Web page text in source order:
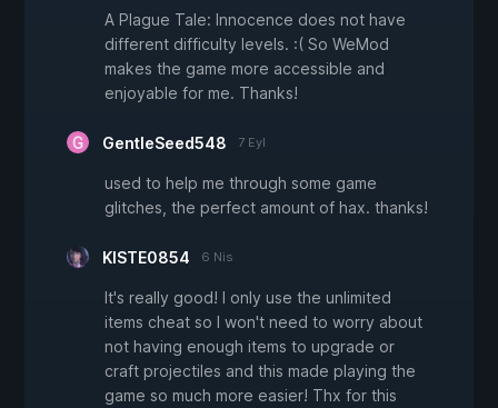
A Plague Tale: Innocence does not have
different difficulty levels. :( So WeMod
makes the game more accessible and
enjoyable for me. Thanks!
GentleSeed548 7 Eyl
used to help me through some game
glitches, the perfect amount of hax. thanks!
KISTE0854 6 Nis
It's really good! I only use the unlimited
items cheat so I won't need to worry about
not having enough items to upgrade or
craft projectiles and this made playing the
game so much more easier! Thx for this